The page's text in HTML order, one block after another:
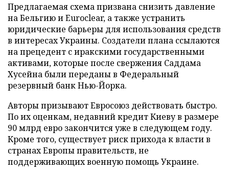
Предлагаемая схема призвана снизить давление
на Бельгию и Euroclear, а также устранить
юридические барьеры для использования средств
в интересах Украины. Создатели плана ссылаются
на прецедент с иракскими государственными
активами, которые после свержения Саддама
Хусейна были переданы в Федеральный
резервный банк Нью-Йорка.
Авторы призывают Евросоюз действовать быстро.
По их оценкам, недавний кредит Киеву в размере
90 млрд евро закончится уже в следующем году.
Кроме того, существует риск прихода к власти в
странах Европы правительств, не
поддерживающих военную помощь Украине.